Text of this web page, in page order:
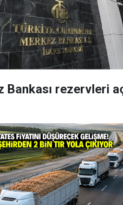
Bankası rezervleri